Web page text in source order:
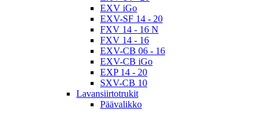
EXV iGo
EXV-SF 14 - 20
FXV 14 - 16 N
FXV 14 - 16
EXV-CB 06 - 16
EXV-CB iGo
EXP 14 - 20
SXV-CB 10
Lavansiirtotrukit
Päävalikko